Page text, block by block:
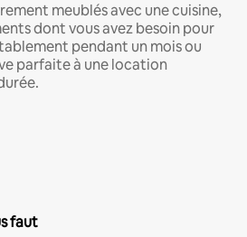
meublés avec une cuisine,
dont vous avez besoin pour
pendant un mois ou
parfaite à une location
faut